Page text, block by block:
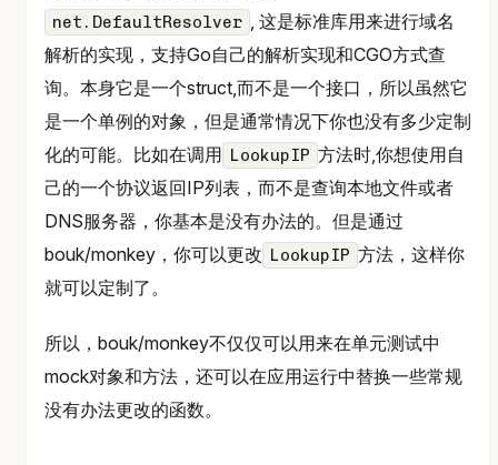
net.DefaultResolver
, 这是标准库用来进行域名
解析的实现，支持Go自己的解析实现和CGO方式查
询。本身它是一个struct,而不是一个接口，所以虽然它
是一个单例的对象，但是通常情况下你也没有多少定制
化的可能。比如在调用 LookupIP 方法时,你想使用自
己的一个协议返回IP列表，而不是查询本地文件或者
DNS服务器，你基本是没有办法的。但是通过
bouk/monkey，你可以更改 LookupIP 方法，这样你
就可以定制了。
所以，bouk/monkey不仅仅可以用来在单元测试中
mock对象和方法，还可以在应用运行中替换一些常规
没有办法更改的函数。